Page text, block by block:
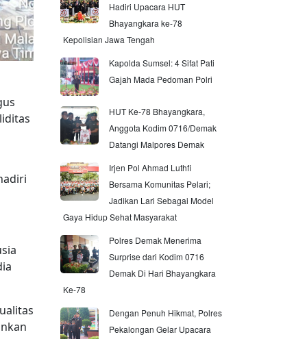
Hadiri Upacara HUT
Bhayangkara ke-78
Kepolisian Jawa Tengah
Kapolda Sumsel: 4 Sifat Pati
Gajah Mada Pedoman Polri
HUT Ke-78 Bhayangkara,
Anggota Kodim 0716/Demak
Datangi Malpores Demak
Irjen Pol Ahmad Luthfi
Bersama Komunitas Pelari;
Jadikan Lari Sebagai Model
Gaya Hidup Sehat Masyarakat
Polres Demak Menerima
Surprise dari Kodim 0716
Demak Di Hari Bhayangkara
Ke-78
Dengan Penuh Hikmat, Polres
Pekalongan Gelar Upacara